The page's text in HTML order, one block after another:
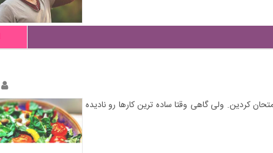
کردین. ولی گاهی وقتا ساده ترین کارها رو نادیده